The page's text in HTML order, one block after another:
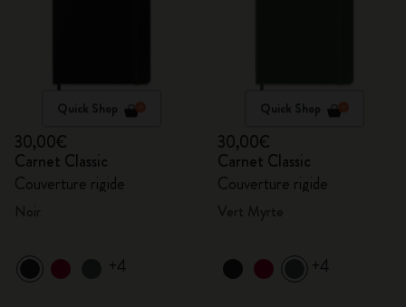
Quick Shop
30,00€
Carnet Classic
Couverture rigide
+4
Quick Shop
30,00€
Carnet Classic
Couverture rigide
+4